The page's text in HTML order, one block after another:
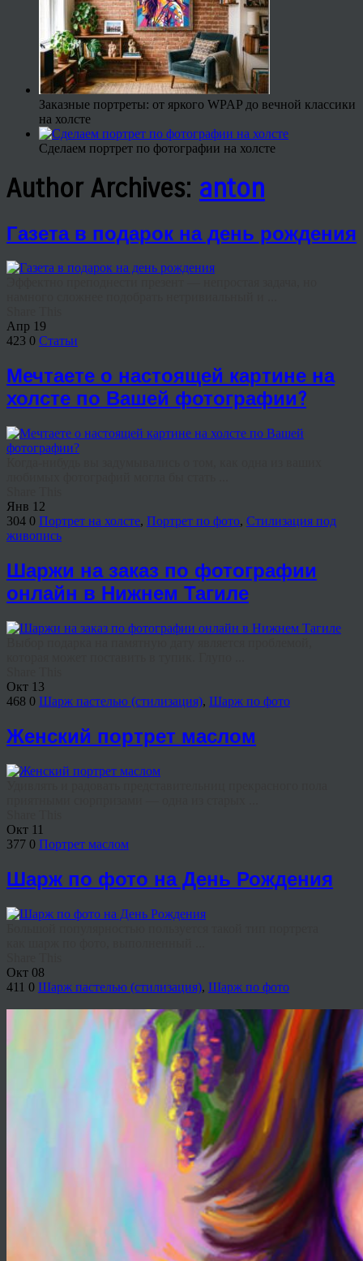
Заказные портреты: от яркого WPAP до вечной классики
на холсте
Сделаем портрет по фотографии на холсте
Author Archives: anton
Газета в подарок на день рождения
Апр 19
423 0 Статьи
Мечтаете о настоящей картине на
холсте по Вашей фотографии?
Янв 12
304 0 Портрет на холсте, Портрет по фото, Стилизация под
живопись
Шаржи на заказ по фотографии
онлайн в Нижнем Тагиле
Окт 13
468 0 Шарж пастелью (стилизация), Шарж по фото
Женский портрет маслом
Окт 11
377 0 Портрет маслом
Шарж по фото на День Рождения
Окт 08
411 0 Шарж пастелью (стилизация), Шарж по фото